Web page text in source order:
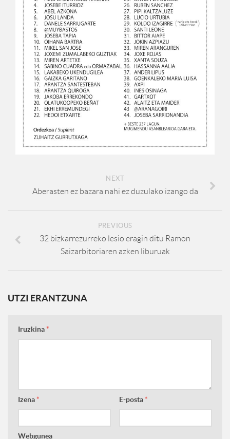
NEXT
Aberasten ez bazara nahi ez duzulako izango da
PREVIOUS
32 bizkarrezurreko lesio eragin ditu Ramon
Saizarbitoriaren azken liburuak
UTZI ERANTZUNA
Iruzkina*
Izena* E-posta*
Webgunea